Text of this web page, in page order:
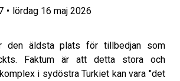
• lördag 16 maj 2026
den äldsta plats för tillbedjan som
Faktum är att detta stora och
i sydöstra Turkiet kan vara "det